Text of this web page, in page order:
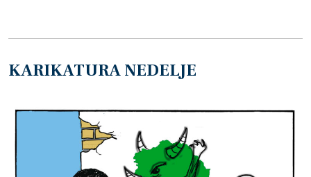
KARIKATURA NEDELJE